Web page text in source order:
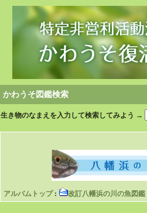
かわうそ図鑑検索
生き物のなまえを入力して検索してみよう →
アルバムトップ: 改訂八幡浜の川の魚図鑑